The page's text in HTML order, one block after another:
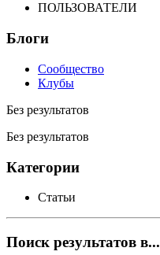
ПОЛЬЗОВАТЕЛИ
Блоги
Сообщество
Клубы
Без результатов
Без результатов
Категории
Статьи
Поиск результатов в...